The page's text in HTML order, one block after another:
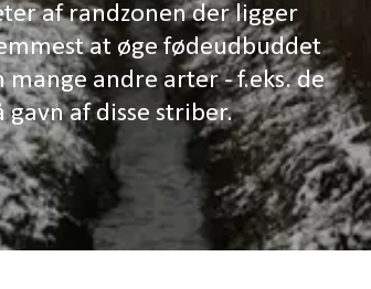
af randzonen der ligger
at øge fødeudbuddet
andre arter - f.eks. de
af disse striber.